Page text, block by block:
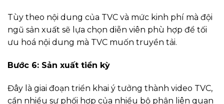
Tùy theo nội dung của TVC và mức kinh phí mà đội
ngũ sản xuất sẽ lựa chọn diễn viên phù hợp để tối
ưu hoá nội dung mà TVC muốn truyền tải.
Bước 6: Sản xuất tiền kỳ
Đây là giai đoạn triển khai ý tưởng thành video TVC,
cần nhiều sự phối hợp của nhiều bộ phận liên quan